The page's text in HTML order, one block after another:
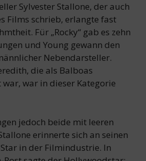
Sylvester Stallone, der auch
Films schrieb, erlangte fast
Für „Rocky“ gab es zehn
und Young gewann den
Nebendarsteller.
die als Balboas
war in dieser Kategorie
jedoch beide mit leeren
erinnerte sich an seinen
in der Filmindustrie. In